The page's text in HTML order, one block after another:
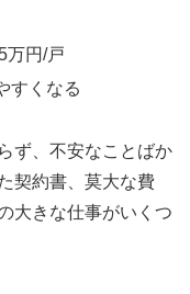
万円/戸
すくなる
ず、不安なことばか
契約書、莫大な費
大きな仕事がいくつ